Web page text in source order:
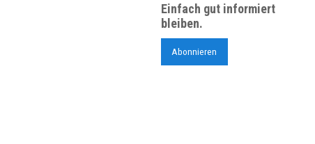
Einfach gut informiert
bleiben.
Abonnieren